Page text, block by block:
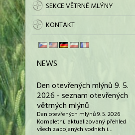
SEKCE VĚTRNÉ MLÝNY
KONTAKT
NEWS
Den otevřených mlýnů 9. 5.
2026 - seznam otevřených
větrných mlýnů
Den otevřených mlýnů 9. 5. 2026
Kompletní, aktualizovaný přehled
všech zapojených vodních i…